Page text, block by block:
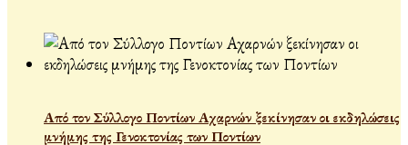
Από τον Σύλλογο Ποντίων Αχαρνών ξεκίνησαν οι εκδηλώσεις
μνήμης της Γενοκτονίας των Ποντίων